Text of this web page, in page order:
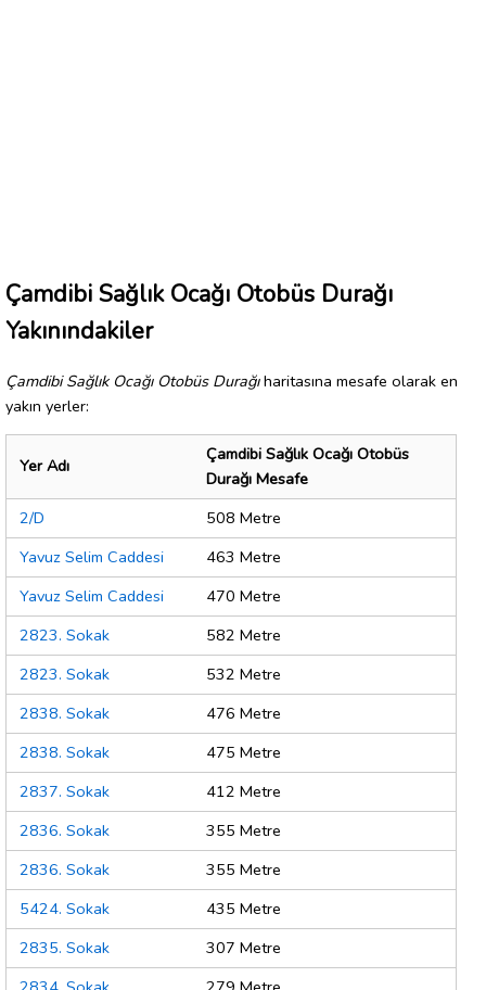
Çamdibi Sağlık Ocağı Otobüs Durağı
Yakınındakiler
Çamdibi Sağlık Ocağı Otobüs Durağıharitasına mesafe olarak en
yakın yerler:
Yer Adı
Çamdibi Sağlık Ocağı Otobüs
Durağı Mesafe
2/D
508 Metre
Yavuz Selim Caddesi
463 Metre
Yavuz Selim Caddesi
470 Metre
2823. Sokak
582 Metre
2823. Sokak
532 Metre
2838. Sokak
476 Metre
2838. Sokak
475 Metre
2837. Sokak
412 Metre
2836. Sokak
355 Metre
2836. Sokak
355 Metre
5424. Sokak
435 Metre
2835. Sokak
307 Metre